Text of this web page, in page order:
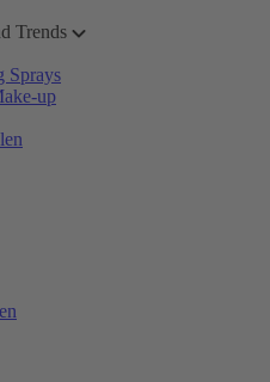
Trends
Sprays
up